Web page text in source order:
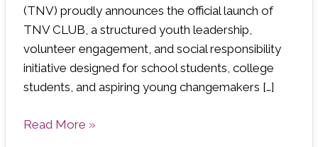
(TNV) proudly announces the official launch of
TNV CLUB, a structured youth leadership,
volunteer engagement, and social responsibility
initiative designed for school students, college
students, and aspiring young changemakers […]
Krishnan
N
Read More »